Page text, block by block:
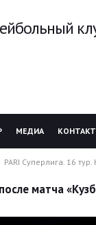
МЕДИА
PARI Суперлига. 16
матча